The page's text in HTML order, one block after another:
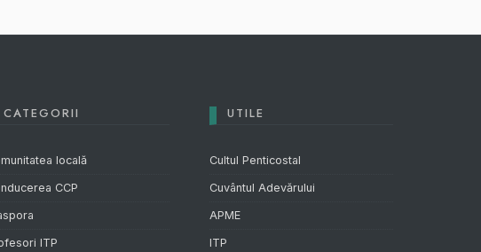
CATEGORII
locală
CCP
ITP
UTILE
Cultul Penticostal
Cuvântul Adevărului
APME
ITP